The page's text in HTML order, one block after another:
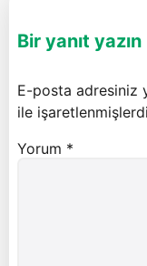
Bir yanıt yazın
E-posta adresiniz
ile
Yorum *